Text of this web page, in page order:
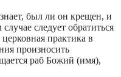
был ли он крещен, и
следует обратиться
практика в
произносить
раб Божий (имя),